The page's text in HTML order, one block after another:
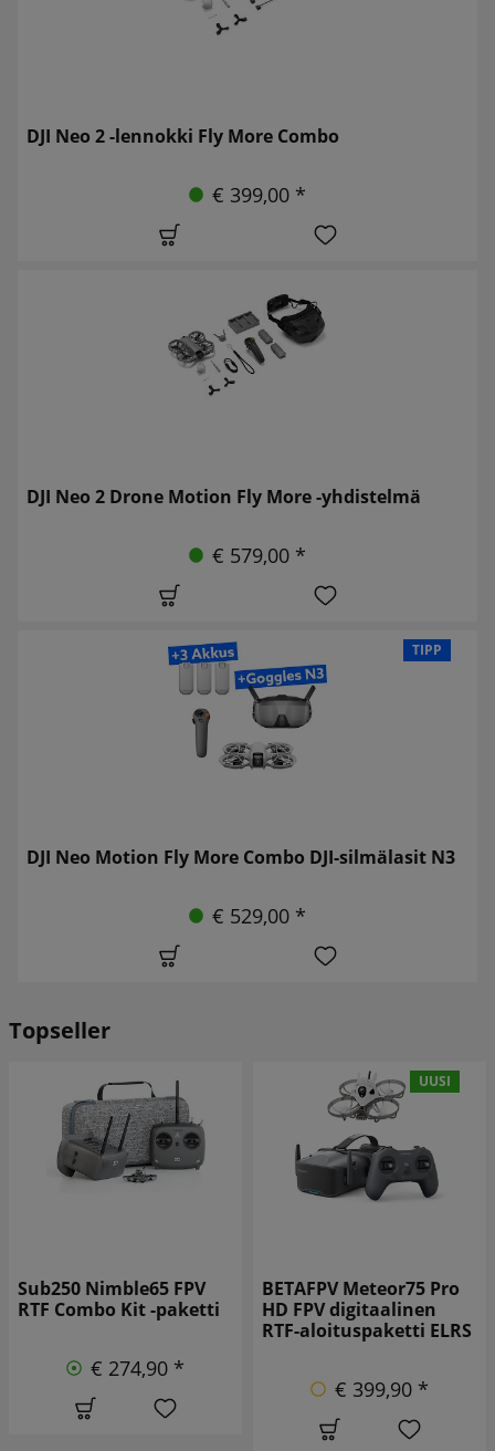
DJI Neo 2 -lennokki Fly More Combo
€ 399,00 *
DJI Neo 2 Drone Motion Fly More -yhdistelmä
€ 579,00 *
TIPP
DJI Neo Motion Fly More Combo DJI-silmälasit N3
€ 529,00 *
Topseller
Sub250 Nimble65 FPV
RTF Combo Kit -paketti
€ 274,90 *
UUSI
BETAFPV Meteor75 Pro
HD FPV digitaalinen
RTF-aloituspaketti ELRS
€ 399,90 *